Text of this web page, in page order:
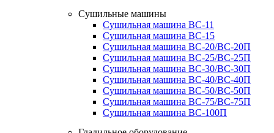
Сушильные машины
Сушильная машина ВС-11
Сушильная машина ВС-15
Сушильная машина ВС-20/ВС-20П
Сушильная машина ВС-25/ВС-25П
Сушильная машина ВС-30/ВС-30П
Сушильная машина ВС-40/ВС-40П
Сушильная машина ВС-50/ВС-50П
Сушильная машина ВС-75/ВС-75П
Сушильная машина ВС-100П